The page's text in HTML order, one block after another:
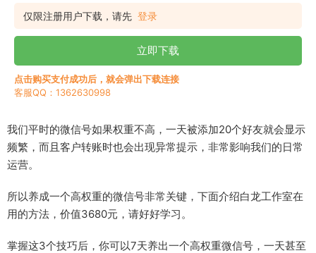
仅限注册用户下载，请先 登录
立即下载
点击购买支付成功后，就会弹出下载连接
客服QQ：1362630998
我们平时的微信号如果权重不高，一天被添加20个好友就会显示
频繁，而且客户转账时也会出现异常提示，非常影响我们的日常
运营。
所以养成一个高权重的微信号非常关键，下面介绍白龙工作室在
用的方法，价值3680元，请好好学习。
掌握这3个技巧后，你可以7天养出一个高权重微信号，一天甚至